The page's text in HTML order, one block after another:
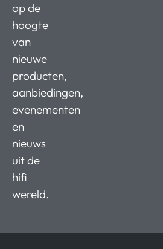
op de
hoogte
van
nieuwe
producten,
aanbiedingen,
evenementen
en
nieuws
uit de
hifi
wereld.